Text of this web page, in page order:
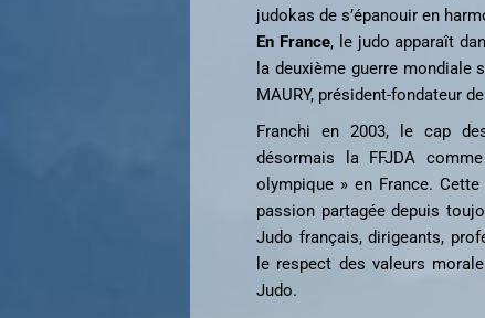
judokas de s’épanouir en
En France, le judo apparaît
la deuxième guerre mondiale
MAURY, président-fondateur
Franchi en 2003, le cap
désormais la FFJDA
olympique » en France.
passion partagée depuis
Judo français, dirigeants,
le respect des valeurs
Judo.